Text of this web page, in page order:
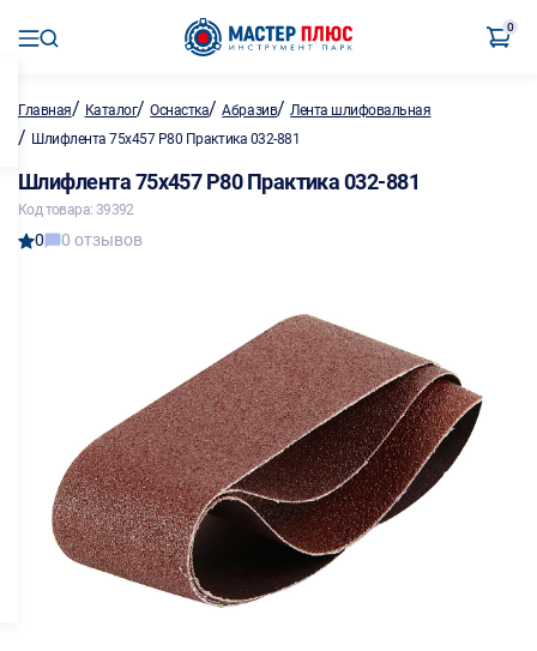
0
Главная/ Каталог/Оснастка/Абразив/Лента шлифовальная
/ Шлифлента 75х457 Р80 Практика 032-881
Шлифлента 75х457 Р80 Практика 032-881
Код товара: 39392
0 0 отзывов